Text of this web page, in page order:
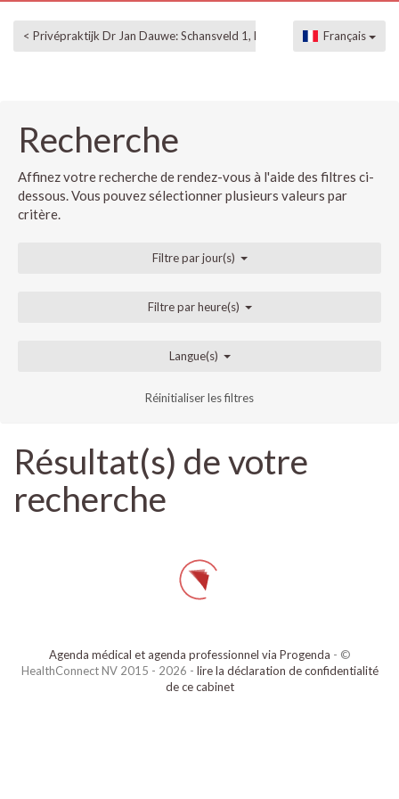
< Privépraktijk Dr Jan Dauwe: Schansveld 1, Mechelen Français
Recherche
Affinez votre recherche de rendez-vous à l'aide des filtres ci-
dessous. Vous pouvez sélectionner plusieurs valeurs par
critère.
Filtre par jour(s)
Filtre par heure(s)
Langue(s)
Réinitialiser les filtres
Résultat(s) de votre
recherche
Agenda médical et agenda professionnel via Progenda - ©
HealthConnect NV 2015 - 2026 - lire la déclaration de confidentialité
de ce cabinet